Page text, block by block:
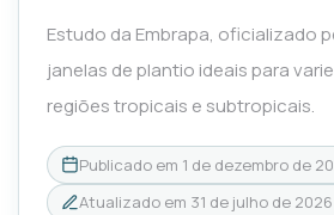
Estudo da Embrapa, oficializado
janelas de plantio ideais para
regiões tropicais e subtropicais.
Publicado em 1 de dezembro de
Atualizado em 31 de julho de